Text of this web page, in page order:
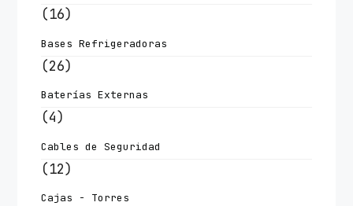
(16)
Bases Refrigeradoras
(26)
Baterías Externas
(4)
Cables de Seguridad
(12)
Cajas - Torres